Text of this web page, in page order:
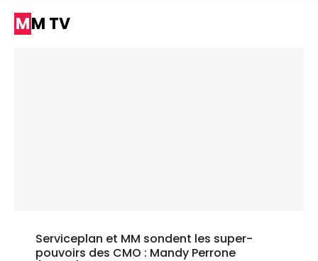
MM TV
Serviceplan et MM sondent les super-
pouvoirs des CMO : Mandy Perrone